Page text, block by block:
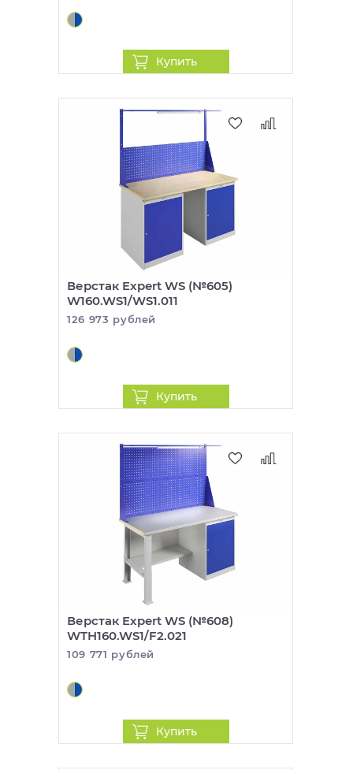
Купить
Верстак Expert WS (№605)
W160.WS1/WS1.011
126 973 рублей
Купить
Верстак Expert WS (№608)
WTH160.WS1/F2.021
109 771 рублей
Купить